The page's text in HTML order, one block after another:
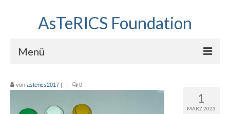
AsTeRICS Foundation
Menü
1
MÄRZ 2023
von asterics2017 | | 0